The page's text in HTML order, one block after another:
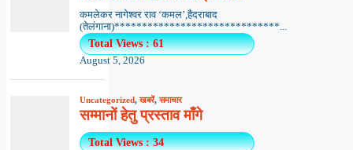
कमलेकर नागेश्वर राव ‘कमल’,हैदराबाद
(तेलंगाना)******************************...
Total Views : 61
August 5, 2026
Uncategorized,खबरें,समाचार
सम्मानों हेतु प्रस्ताव माँगे
Total Views : 34